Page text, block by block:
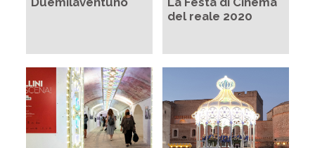
del reale 2020